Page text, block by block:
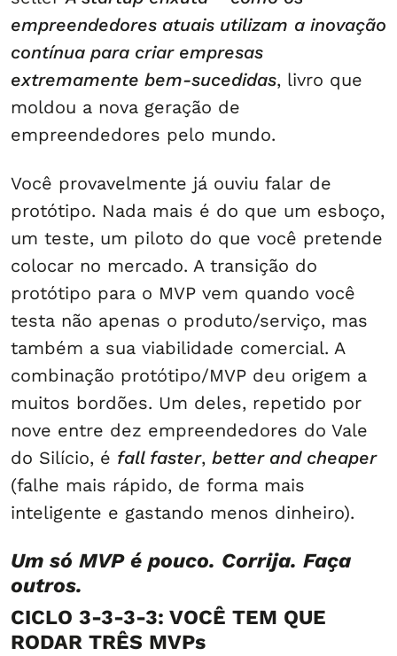
empreendedores atuais utilizam a inovação
contínua para criar empresas
extremamente bem-sucedidas, livro que
moldou a nova geração de
empreendedores pelo mundo.
Você provavelmente já ouviu falar de
protótipo. Nada mais é do que um esboço,
um teste, um piloto do que você pretende
colocar no mercado. A transição do
protótipo para o MVP vem quando você
testa não apenas o produto/serviço, mas
também a sua viabilidade comercial. A
combinação protótipo/MVP deu origem a
muitos bordões. Um deles, repetido por
nove entre dez empreendedores do Vale
do Silício, é fall faster, better and cheaper
(falhe mais rápido, de forma mais
inteligente e gastando menos dinheiro).
Um só MVP é pouco. Corrija. Faça
outros.
CICLO 3-3-3-3: VOCÊ TEM QUE
RODAR TRÊS MVPs